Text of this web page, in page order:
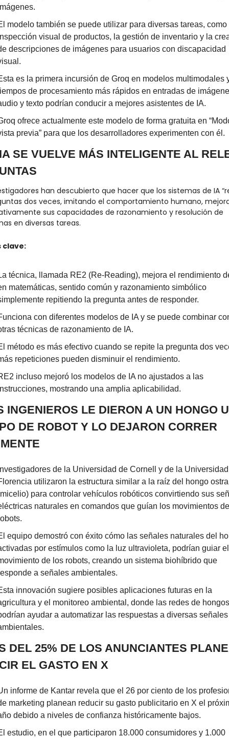
modelo también se puede utilizar para diversas tareas, como
visual de productos, la gestión de inventario y la
descripciones de imágenes para usuarios con discapacidad
es la primera incursión de Groq en modelos multimodales
de procesamiento más rápidos en entradas de
y texto podrían conducir a mejores asistentes de IA.
ofrece actualmente este modelo de forma gratuita en
previa” para que los desarrolladores experimenten con él.
SE VUELVE MÁS INTELIGENTE AL
han descubierto que hacer que los sistemas de IA
dos veces, imitando el comportamiento humano,
sus capacidades de razonamiento y resolución de
en diversas tareas.
clave:
técnica, llamada RE2 (Re-Reading), mejora el rendimiento
matemáticas, sentido común y razonamiento simbólico
repitiendo la pregunta antes de responder.
con diferentes modelos de IA y se puede combinar
técnicas de razonamiento de IA.
método es más efectivo cuando se repite la pregunta dos
repeticiones pueden disminuir el rendimiento.
incluso mejoró los modelos de IA no ajustados a las
mostrando una amplia aplicabilidad.
INGENIEROS LE DIERON A UN HONGO
DE ROBOT Y LO DEJARON CORRER
de la Universidad de Cornell y de la
utilizaron la estructura similar a la raíz del hongo
para controlar vehículos robóticos convirtiendo sus
naturales en comandos que guían los movimientos
equipo demostró con éxito cómo las señales naturales del
por estímulos como la luz ultravioleta, podrían guiar el
de los robots, creando un sistema biohíbrido que
a señales ambientales.
innovación sugiere posibles aplicaciones futuras en la
y el monitoreo ambiental, donde las redes de hongos
ayudar a automatizar las respuestas a diversas señales
DEL 25% DE LOS ANUNCIANTES
EL GASTO EN X
informe de Kantar revela que el 26 por ciento de los
marketing planean reducir su gasto publicitario en X el
debido a niveles de confianza históricamente bajos.
estudio, en el que participaron 18.000 consumidores y 1.000